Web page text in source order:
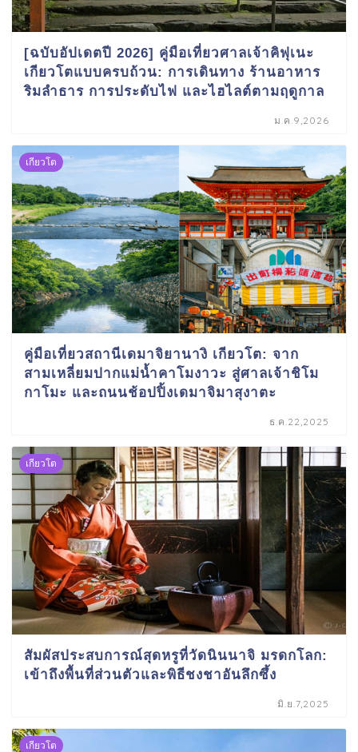
[ฉบับอัปเดตปี 2026] คู่มือเที่ยวศาลเจ้าคิฟุเนะ
เกียวโตแบบครบถ้วน: การเดินทาง ร้านอาหาร
ริมลำธาร การประดับไฟ และไฮไลต์ตามฤดูกาล
ม.ค.9,2026
เกียวโต
คู่มือเที่ยวสถานีเดมาจิยานางิ เกียวโต: จาก
สามเหลี่ยมปากแม่น้ำคาโมงาวะ สู่ศาลเจ้าชิโม
กาโมะ และถนนช้อปปิ้งเดมาจิมาสุงาตะ
ธ.ค.22,2025
เกียวโต
สัมผัสประสบการณ์สุดหรูที่วัดนินนาจิ มรดกโลก:
เข้าถึงพื้นที่ส่วนตัวและพิธีชงชาอันลึกซึ้ง
มิ.ย.7,2025
เกียวโต